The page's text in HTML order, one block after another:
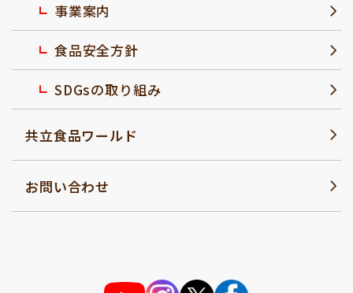
事業案内
食品安全方針
SDGsの取り組み
共立食品ワールド
お問い合わせ